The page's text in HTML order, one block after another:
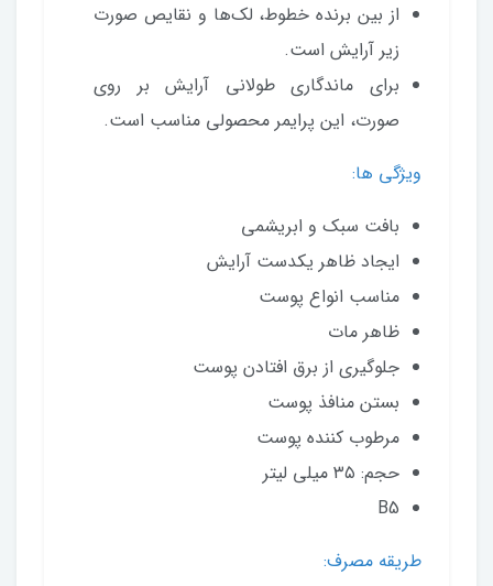
از بین برنده خطوط، لک‌ها و نقایص صورت
زیر آرایش است.
برای ماندگاری طولانی آرایش بر روی
صورت، این پرایمر محصولی مناسب است.
ویژگی ها:
بافت سبک و ابریشمی
ایجاد ظاهر یکدست آرایش
مناسب انواع پوست‌
ظاهر مات
جلوگیری از برق افتادن پوست
بستن منافذ پوست
مرطوب کننده پوست
حجم: ۳۵ میلی لیتر
B5
طریقه مصرف: